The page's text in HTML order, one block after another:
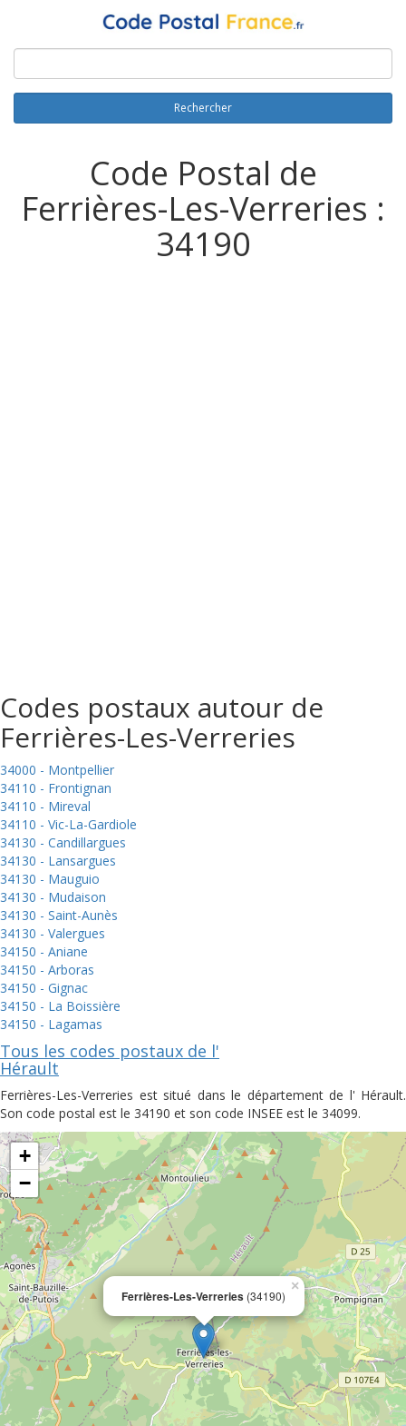
Rechercher
Code Postal de
Ferrières-Les-Verreries :
34190
Codes postaux autour de
Ferrières-Les-Verreries
34000 - Montpellier
34110 - Frontignan
34110 - Mireval
34110 - Vic-La-Gardiole
34130 - Candillargues
34130 - Lansargues
34130 - Mauguio
34130 - Mudaison
34130 - Saint-Aunès
34130 - Valergues
34150 - Aniane
34150 - Arboras
34150 - Gignac
34150 - La Boissière
34150 - Lagamas
Tous les codes postaux de l'
Hérault
Ferrières-Les-Verreries est situé dans le département de l' Hérault.
Son code postal est le 34190 et son code INSEE est le 34099.
Ferrières-Les-Verreries (34190)
×
+
−